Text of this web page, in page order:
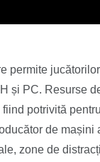
permite
și PC. Resurse
potrivită
de
zone de